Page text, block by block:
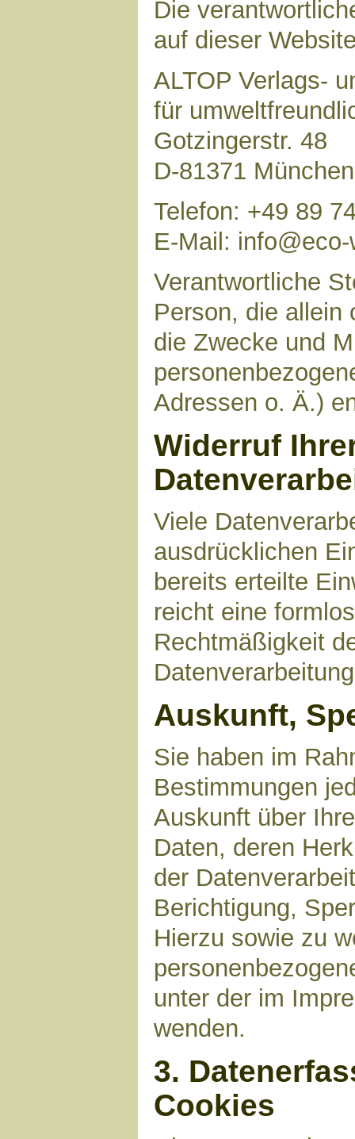
Die
auf dieser
ALTOP Verlags-
für
Gotzingerstr. 48
D-81371 München
Telefon: +49 89
E-Mail:
Verantwortliche
Person, die allein
die Zwecke und
Adressen o. Ä.)
Widerruf
Viele
ausdrücklichen
bereits erteilte
reicht eine
Rechtmäßigkeit
Auskunft,
Sie haben im
Bestimmungen
Auskunft über
Daten, deren
der
Berichtigung,
Hierzu sowie zu
unter der im
wenden.
3.
Cookies